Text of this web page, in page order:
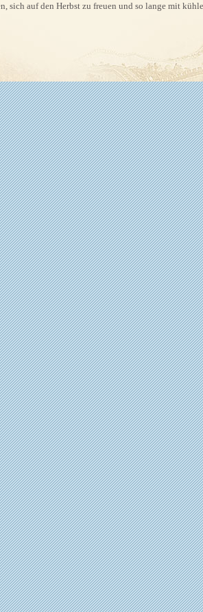
sich auf den Herbst zu freuen und so lange mit